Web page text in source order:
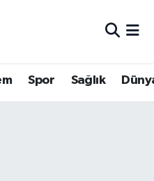
Spor Sağlık